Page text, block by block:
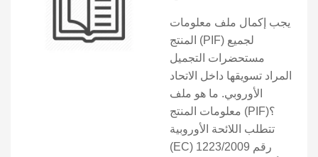
يجب إكمال ملف معلومات
المنتج (PIF) لجميع
مستحضرات التجميل
المراد تسويقها داخل الاتحاد
الأوروبي. ما هو ملف
معلومات المنتج (PIF)؟
تتطلب اللائحة الأوروبية
(EC) رقم 1223/2009